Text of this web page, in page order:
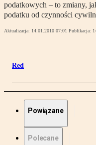
podatkowych – to zmiany,
podatku od czynności
Aktualizacja: 14.01.2010 07:01 Publikacja:
Red
Powiązane
Polecane